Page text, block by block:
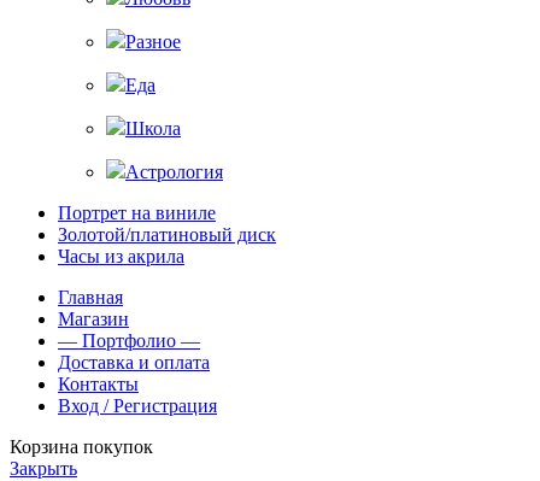
Разное
Еда
Школа
Астрология
Портрет на виниле
Золотой/платиновый диск
Часы из акрила
Главная
Магазин
— Портфолио —
Доставка и оплата
Контакты
Вход / Регистрация
Корзина покупок
Закрыть